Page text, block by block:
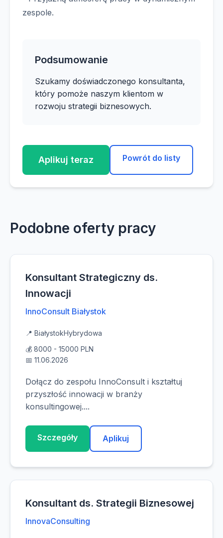
zespole.
Podsumowanie
Szukamy doświadczonego konsultanta,
który pomoże naszym klientom w
rozwoju strategii biznesowych.
Aplikuj teraz Powrót do listy
Podobne oferty pracy
Konsultant Strategiczny ds.
Innowacji
InnoConsult Białystok
📍 BiałystokHybrydowa
💰 8000 - 15000 PLN
📅 11.06.2026
Dołącz do zespołu InnoConsult i kształtuj
przyszłość innowacji w branży
konsultingowej....
Szczegóły Aplikuj
Konsultant ds. Strategii Biznesowej
InnovaConsulting